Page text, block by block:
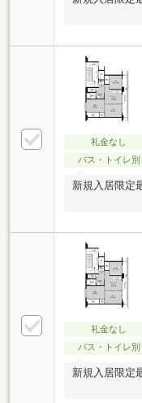
礼金なし
バス・トイレ別
新規入居限定
礼金なし
バス・トイレ別
新規入居限定